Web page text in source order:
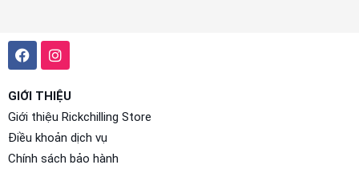
GIỚI THIỆU
Giới thiệu Rickchilling Store
Điều khoản dịch vụ
Chính sách bảo hành